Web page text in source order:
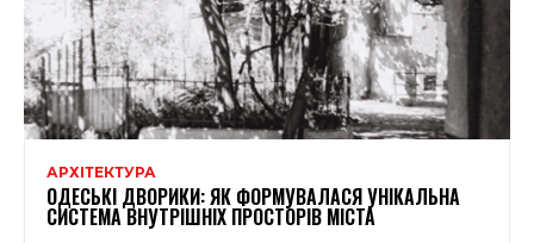
АРХІТЕКТУРА
ОДЕСЬКІ ДВОРИКИ: ЯК ФОРМУВАЛАСЯ УНІКАЛЬНА
СИСТЕМА ВНУТРІШНІХ ПРОСТОРІВ МІСТА